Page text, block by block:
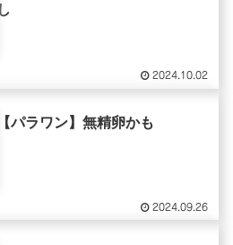
し
2024.10.02
【パラワン】無精卵かも
2024.09.26